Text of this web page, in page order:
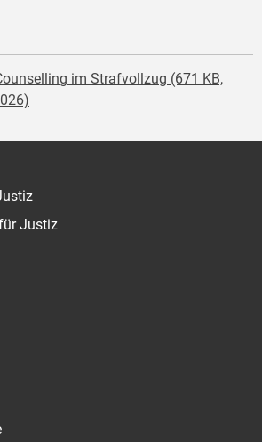
im Strafvollzug (671 KB,
Justiz